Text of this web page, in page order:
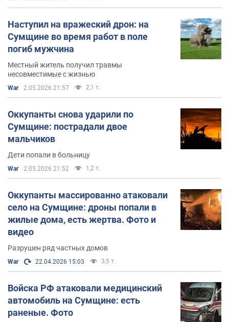
Наступил на вражеский дрон: на
Сумщине во время работ в поле
погиб мужчина
Местный житель получил травмы
несовместимые с жизнью
War 2.05.2026 21:57 2,1 т.
Оккупанты снова ударили по
Сумщине: пострадали двое
мальчиков
Дети попали в больницу
War 2.05.2026 21:52 1,2 т.
Оккупанты массированно атаковали
село на Сумщине: дроны попали в
жилые дома, есть жертва. Фото и
видео
Разрушен ряд частных домов
War 22.04.2026 15:03 3,5 т.
Войска РФ атаковали медицинский
автомобиль на Сумщине: есть
раненые. Фото